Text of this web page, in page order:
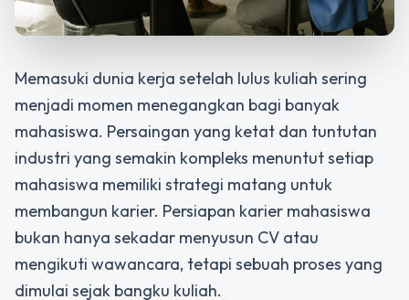
Memasuki dunia kerja setelah lulus kuliah sering
menjadi momen menegangkan bagi banyak
mahasiswa. Persaingan yang ketat dan tuntutan
industri yang semakin kompleks menuntut setiap
mahasiswa memiliki strategi matang untuk
membangun karier. Persiapan karier mahasiswa
bukan hanya sekadar menyusun CV atau
mengikuti wawancara, tetapi sebuah proses yang
dimulai sejak bangku kuliah.